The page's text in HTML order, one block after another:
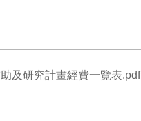
及研究計畫經費一覽表.pdf